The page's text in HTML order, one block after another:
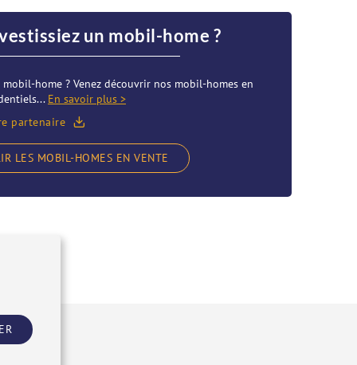
un mobil-home ?
home ? Venez découvrir nos mobil-homes en
En savoir plus >
partenaire
LES MOBIL-HOMES EN VENTE